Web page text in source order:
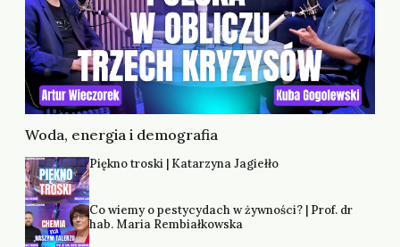
Woda, energia i demografia
Piękno troski | Katarzyna Jagiełło
Co wiemy o pestycydach w żywności? | Prof. dr
hab. Maria Rembiałkowska